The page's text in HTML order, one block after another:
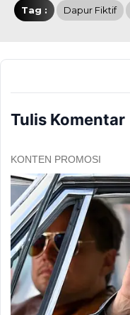
Tag : Dapur Fiktif
Tulis Komentar